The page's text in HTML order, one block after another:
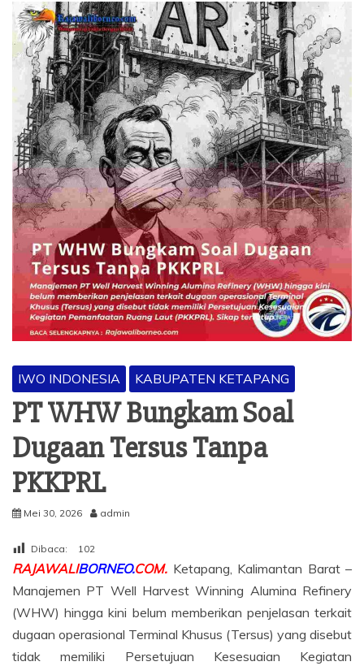
BERITA
IWO INDONESIA KABUPATEN KETAPANG
PT WHW Bungkam Soal
Dugaan Tersus Tanpa
PKKPRL
Mei 30, 2026 admin
Dibaca: 102
RAJAWALIBORNEO.COM. Ketapang, Kalimantan Barat –
Manajemen PT Well Harvest Winning Alumina Refinery
(WHW) hingga kini belum memberikan penjelasan terkait
dugaan operasional Terminal Khusus (Tersus) yang disebut
tidak memiliki Persetujuan Kesesuaian Kegiatan